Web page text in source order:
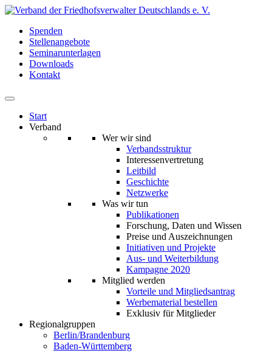
Spenden
Stellenangebote
Seminarunterlagen
Downloads
Kontakt
Start
Verband
Wer wir sind
Verbandsstruktur
Interessenvertretung
Leitbild
Geschichte
Netzwerke
Was wir tun
Publikationen
Forschung, Daten und Wissen
Preise und Auszeichnungen
Initiativen und Projekte
Aus- und Weiterbildung
Kampagne 2020
Mitglied werden
Vorteile und Mitgliedsantrag
Werbematerial bestellen
Exklusiv für Mitglieder
Regionalgruppen
Berlin/Brandenburg
Baden-Württemberg